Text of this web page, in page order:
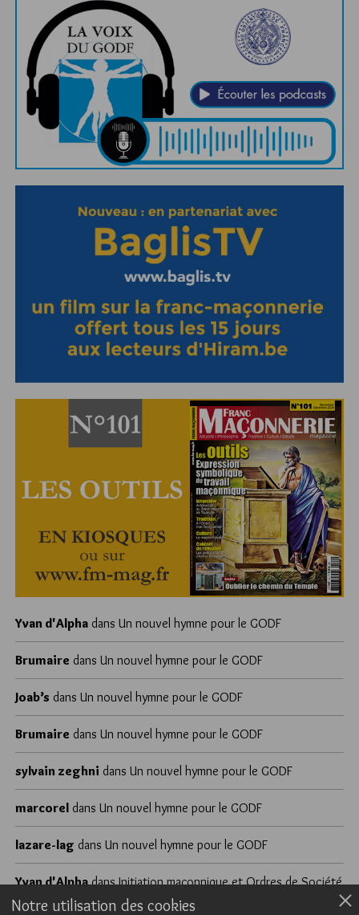
Yvan d'Alpha dans Un nouvel hymne pour le GODF
Brumaire dans Un nouvel hymne pour le GODF
Joab’s dans Un nouvel hymne pour le GODF
Brumaire dans Un nouvel hymne pour le GODF
sylvain zeghni dans Un nouvel hymne pour le GODF
marcorel dans Un nouvel hymne pour le GODF
lazare-lag dans Un nouvel hymne pour le GODF
Yvan d'AlphadansInitiation maçonnique et Ordres de Société
Notre utilisation des cookies